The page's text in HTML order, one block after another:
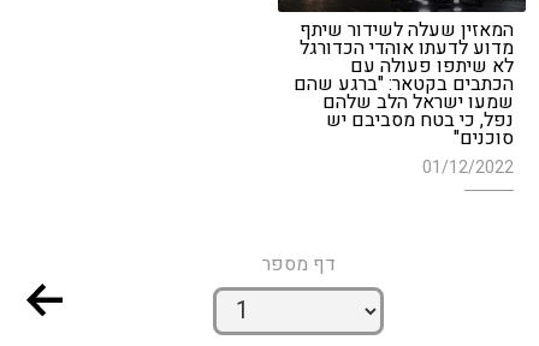
המאזין שעלה לשידור שיתף
מדוע לדעתו אוהדי הכדורגל
לא שיתפו פעולה עם
הכתבים בקטאר: "ברגע שהם
שמעו ישראל הלב שלהם
נפל, כי בטח מסביבם יש
סוכנים"
01/12/2022
דף מספר